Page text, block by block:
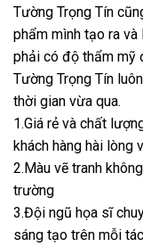
Tường Trọng Tín
phẩm mình tạo ra
phải có độ thẩm mỹ
Tường Trọng Tín
thời gian vừa qua.
1.Giá rẻ và chất
khách hàng hài lòng
2.Màu vẽ tranh
trường
3.Đội ngũ họa sĩ
sáng tạo trên mỗi